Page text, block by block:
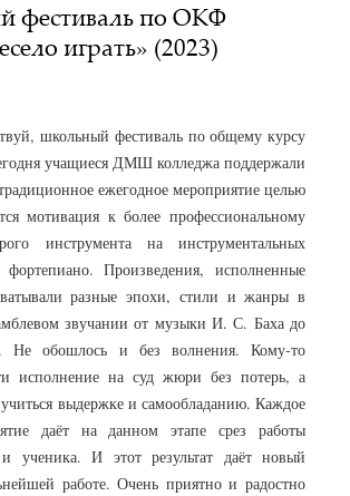
фестиваль по ОКФ
играть» (2023)
школьный фестиваль по общему курсу
учащиеся ДМШ колледжа поддержали
ежегодное мероприятие целью
мотивация к более профессиональному
инструмента на инструментальных
Произведения, исполненные
разные эпохи, стили и жанры в
звучании от музыки И. С. Баха до
Не обошлось и без волнения. Кому-то
исполнение на суд жюри без потерь, а
выдержке и самообладанию. Каждое
даёт на данном этапе срез работы
и ученика. И этот результат даёт новый
работе. Очень приятно и радостно